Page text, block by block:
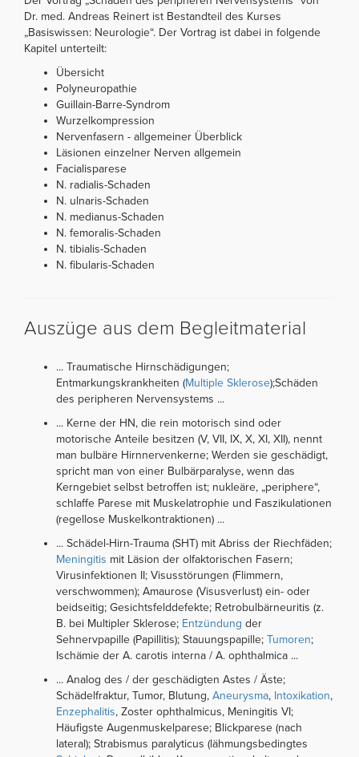
Dr. med. Andreas Reinert ist Bestandteil des Kurses
„Basiswissen: Neurologie“. Der Vortrag ist dabei in folgende
Kapitel unterteilt:
Übersicht
Polyneuropathie
Guillain-Barre-Syndrom
Wurzelkompression
Nervenfasern - allgemeiner Überblick
Läsionen einzelner Nerven allgemein
Facialisparese
N. radialis-Schaden
N. ulnaris-Schaden
N. medianus-Schaden
N. femoralis-Schaden
N. tibialis-Schaden
N. fibularis-Schaden
Auszüge aus dem Begleitmaterial
... Traumatische Hirnschädigungen;
Entmarkungskrankheiten (Multiple Sklerose);Schäden
des peripheren Nervensystems ...
... Kerne der HN, die rein motorisch sind oder
motorische Anteile besitzen (V, VII, IX, X, XI, XII), nennt
man bulbäre Hirnnervenkerne; Werden sie geschädigt,
spricht man von einer Bulbärparalyse, wenn das
Kerngebiet selbst betroffen ist; nukleäre, „periphere“,
schlaffe Parese mit Muskelatrophie und Faszikulationen
(regellose Muskelkontraktionen) ...
... Schädel-Hirn-Trauma (SHT) mit Abriss der Riechfäden;
Meningitis mit Läsion der olfaktorischen Fasern;
Virusinfektionen II; Visusstörungen (Flimmern,
verschwommen); Amaurose (Visusverlust) ein- oder
beidseitig; Gesichtsfelddefekte; Retrobulbärneuritis (z.
B. bei Multipler Sklerose; Entzündung der
Sehnervpapille (Papillitis); Stauungspapille; Tumoren;
Ischämie der A. carotis interna / A. ophthalmica ...
... Analog des / der geschädigten Astes / Äste;
Schädelfraktur, Tumor, Blutung, Aneurysma, Intoxikation,
Enzephalitis, Zoster ophthalmicus, Meningitis VI;
Häufigste Augenmuskelparese; Blickparese (nach
lateral); Strabismus paralyticus (lähmungsbedingtes